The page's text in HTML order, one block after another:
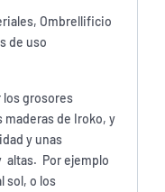
Ombrellificio
de uso
los grosores
de Iroko, y
y unas
altas. Por ejemplo
sol, o los